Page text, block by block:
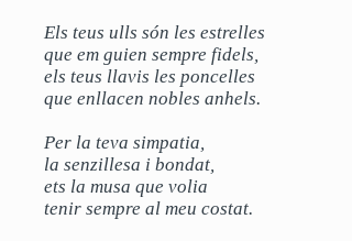
Els teus ulls són les estrelles
que em guien sempre fidels,
els teus llavis les poncelles
que enllacen nobles anhels.
Per la teva simpatia,
la senzillesa i bondat,
ets la musa que volia
tenir sempre al meu costat.